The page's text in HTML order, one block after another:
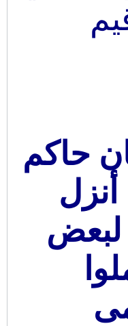
حاكم
لبعض